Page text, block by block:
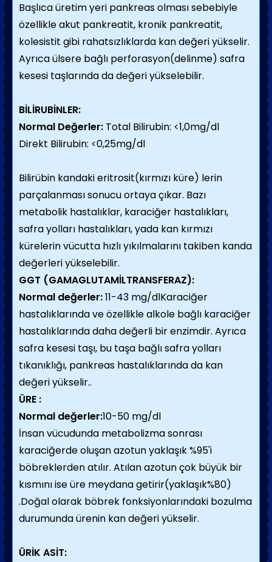
Başlıca üretim yeri pankreas olması sebebiyle
özellikle akut pankreatit, kronik pankreatit,
kolesistit gibi rahatsızlıklarda kan değeri yükselir.
Ayrıca ülsere bağlı perforasyon(delinme) safra
kesesi taşlarında da değeri yükselebilir.
BİLİRUBİNLER:
Normal Değerler: Total Bilirubin: <1,0mg/dl
Direkt Bilirubin: <0,25mg/dl
Bilirübin kandaki eritrosit(kırmızı küre) lerin
parçalanması sonucu ortaya çıkar. Bazı
metabolik hastalıklar, karaciğer hastalıkları,
safra yolları hastalıkları, yada kan kırmızı
kürelerin vücutta hızlı yıkılmalarını takiben kanda
değerleri yükselebilir.
GGT (GAMAGLUTAMİLTRANSFERAZ):
Normal değerler:11-43 mg/dlKaraciğer
hastalıklarında ve özellikle alkole bağlı karaciğer
hastalıklarında daha değerli bir enzimdir. Ayrıca
safra kesesi taşı, bu taşa bağlı safra yolları
tıkanıklığı, pankreas hastalıklarında da kan
değeri yükselir..
ÜRE :
Normal değerler:10-50 mg/dl
İnsan vücudunda metabolizma sonrası
karaciğerde oluşan azotun yaklaşık %95'i
böbreklerden atılır. Atılan azotun çok büyük bir
kısmını ise üre meydana getirir(yaklaşık%80)
.Doğal olarak böbrek fonksiyonlarındaki bozulma
durumunda ürenin kan değeri yükselir.
ÜRİK ASİT: